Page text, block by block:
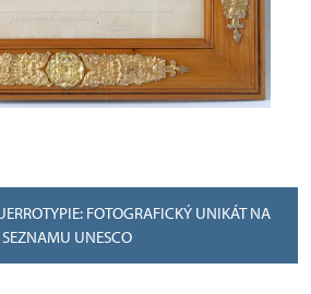
FOTOGRAFICKÝ UNIKÁT NA
SEZNAMU UNESCO